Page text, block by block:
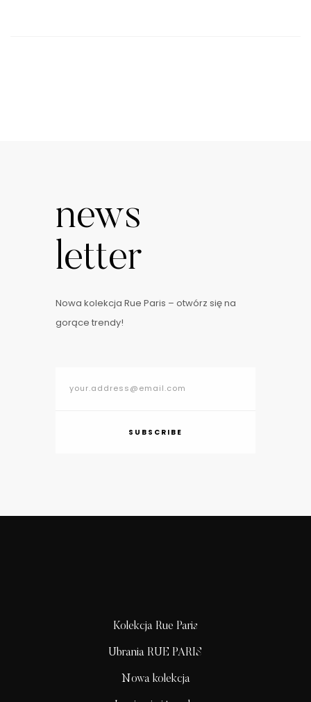
news
letter
Nowa kolekcja Rue Paris – otwórz się na
gorące trendy!
SUBSCRIBE
Kolekcja Rue Paris
Ubrania RUE PARIS
Nowa kolekcja